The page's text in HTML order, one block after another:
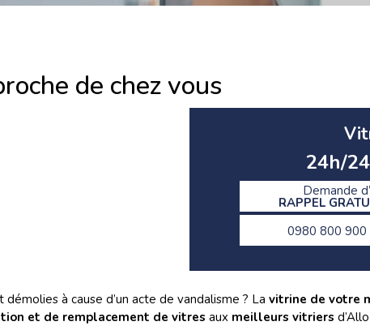
de chez vous
24h/
Demande
RAPPEL
0980 800 900
à cause d’un acte de vandalisme ? La vitrine de votre
et de remplacement de vitres aux meilleurs vitriers